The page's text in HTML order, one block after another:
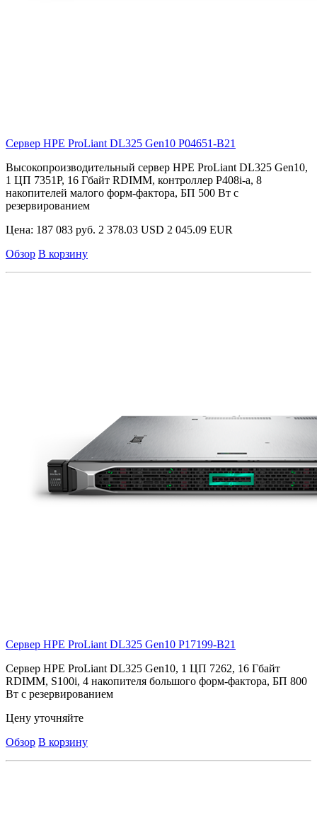
Сервер HPE ProLiant DL325 Gen10 P04651-B21
Высокопроизводительный сервер HPE ProLiant DL325 Gen10,
1 ЦП 7351P, 16 Гбайт RDIMM, контроллер P408i-a, 8
накопителей малого форм-фактора, БП 500 Вт с
резервированием
Цена: 187 083 руб. 2 378.03 USD 2 045.09 EUR
Обзор В корзину
Сервер HPE ProLiant DL325 Gen10 P17199-B21
Сервер HPE ProLiant DL325 Gen10, 1 ЦП 7262, 16 Гбайт
RDIMM, S100i, 4 накопителя большого форм-фактора, БП 800
Вт с резервированием
Цену уточняйте
Обзор В корзину